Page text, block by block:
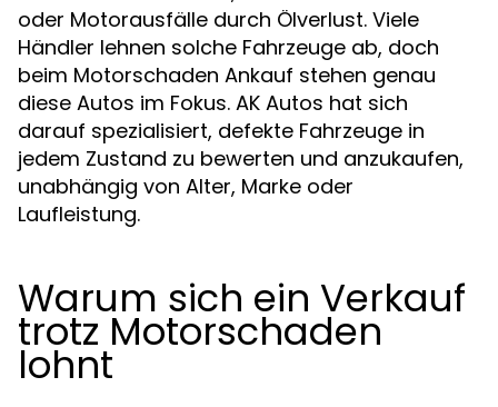
oder Motorausfälle durch Ölverlust. Viele
Händler lehnen solche Fahrzeuge ab, doch
beim Motorschaden Ankauf stehen genau
diese Autos im Fokus. AK Autos hat sich
darauf spezialisiert, defekte Fahrzeuge in
jedem Zustand zu bewerten und anzukaufen,
unabhängig von Alter, Marke oder
Laufleistung.
Warum sich ein Verkauf
trotz Motorschaden
lohnt